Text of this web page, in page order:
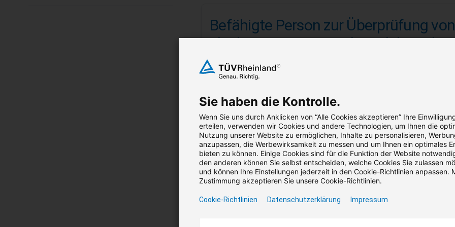
Befähigte Person zur Überprüfung von
Fluchtwegtüren mit/ohne elektrische
Verriegelung nach EltVTR.
Als Befähigte Person die entsprechenden Prüfungen und Wartungen
775,00 €
Nettopreis (zzgl. MwSt.)
922,25 €
Bruttopreis (inkl. MwSt.)
Seminar Präsenz / Virtual Classroom 2 Termine
Garantie­termine
Sie haben die Kontrolle.
Wenn Sie uns durch Anklicken von “Alle Cookies akzeptieren” Ihre
erteilen, verwenden wir Cookies und andere Technologien, um Ihnen die
Nutzung unserer Website zu ermöglichen, Inhalte zu personalisieren,
anzupassen, die Werbewirksamkeit zu messen und um Ihnen ein optimales
bieten zu können. Einige Cookies sind für die Funktion der Website
den anderen können Sie selbst entscheiden, welche Cookies Sie zulassen
und können Ihre Einstellungen jederzeit in den Cookie-Richtlinien anpassen.
Zustimmung akzeptieren Sie unsere Cookie-Richtlinien.
Cookie-Richtlinien Datenschutzerklärung Impressum